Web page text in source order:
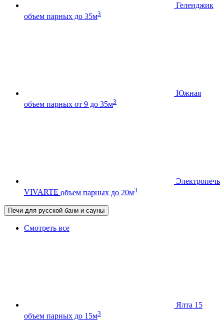
Геленджик
объем парных до 35м3
Южная
объем парных от 9 до 35м3
Электропечь
VIVARTE объем парных до 20м3
Печи для русской бани и сауны
Смотреть все
Ялта 15
объем парных до 15м3